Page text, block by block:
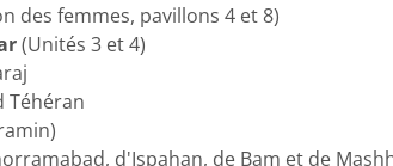
des femmes, pavillons 4 et 8)
(Unités 3 et 4)
Téhéran
d'Ispahan, de Bam et de